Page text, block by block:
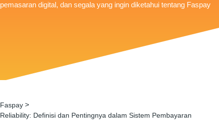
pemasaran digital, dan segala yang ingin diketahui tentang Faspay
Faspay >
Reliability: Definisi dan Pentingnya dalam Sistem Pembayaran